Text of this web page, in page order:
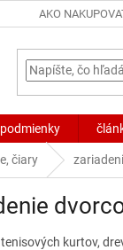
AKO
čiary
kurtov,